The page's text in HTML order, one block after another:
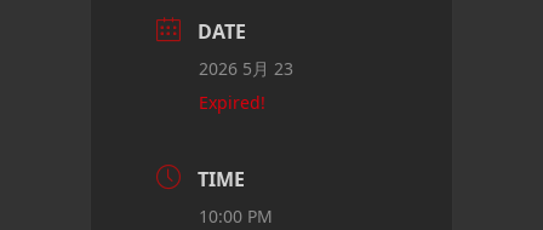
DATE
2026 5月 23
Expired!
TIME
10:00 PM